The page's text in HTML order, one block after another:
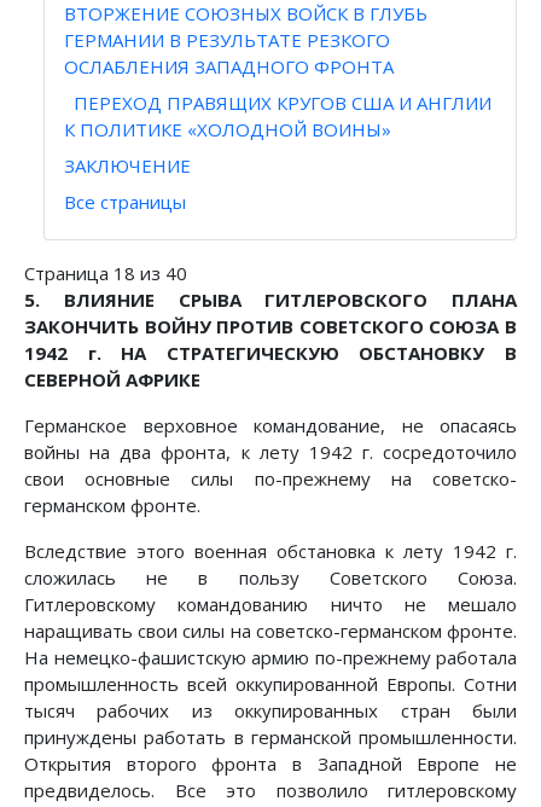
ВТОРЖЕНИЕ СОЮЗНЫХ ВОЙСК В ГЛУБЬ
ГЕРМАНИИ В РЕЗУЛЬТАТЕ РЕЗКОГО
ОСЛАБЛЕНИЯ ЗАПАДНОГО ФРОНТА
ПЕРЕХОД ПРАВЯЩИХ КРУГОВ США И АНГЛИИ
К ПОЛИТИКЕ «ХОЛОДНОЙ ВОИНЫ»
ЗАКЛЮЧЕНИЕ
Все страницы
Страница 18 из 40
5. ВЛИЯНИЕ СРЫВА ГИТЛЕРОВСКОГО ПЛАНА
ЗАКОНЧИТЬ ВОЙНУ ПРОТИВ СОВЕТСКОГО СОЮЗА В
1942 г. НА СТРАТЕГИЧЕСКУЮ ОБСТАНОВКУ В
СЕВЕРНОЙ АФРИКЕ
Германское верховное командование, не опасаясь
войны на два фронта, к лету 1942 г. сосредоточило
свои основные силы по-прежнему на советско-
германском фронте.
Вследствие этого военная обстановка к лету 1942 г.
сложилась не в пользу Советского Союза.
Гитлеровскому командованию ничто не мешало
наращивать свои силы на советско-германском фронте.
На немецко-фашистскую армию по-прежнему работала
промышленность всей оккупированной Европы. Сотни
тысяч рабочих из оккупированных стран были
принуждены работать в германской промышленности.
Открытия второго фронта в Западной Европе не
предвиделось. Все это позволило гитлеровскому